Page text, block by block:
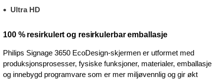
Ultra HD
100 % resirkulert og resirkulerbar emballasje
Philips Signage 3650 EcoDesign-skjermen er utformet med
produksjonsprosesser, fysiske funksjoner, materialer, emballasje
og innebygd programvare som er mer miljøvennlig og gir økt